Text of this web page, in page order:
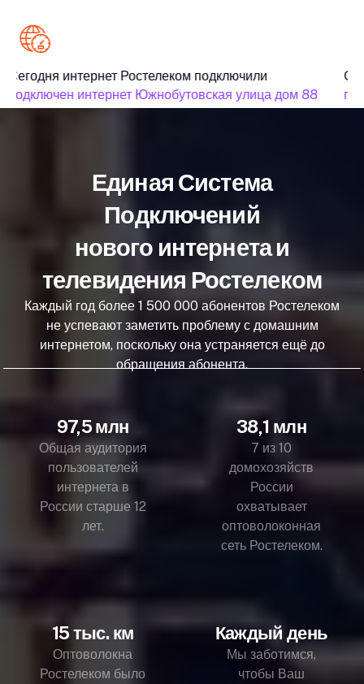
Сегодня интернет Ростелеком подключили
подключен интернет Южнобутовская улица дом 88
Единая Система
Подключений
нового интернета и
телевидения Ростелеком
Каждый год более 1 500 000 абонентов Ростелеком
не успевают заметить проблему с домашним
интернетом, поскольку она устраняется ещё до
обращения абонента.
97,5 млн
Общая аудитория
пользователей
интернета в
России старше 12
лет.
38,1 млн
7 из 10
домохозяйств
России
охватывает
оптоволоконная
сеть Ростелеком.
15 тыс. км
Оптоволокна
Ростелеком было
Каждый день
Мы заботимся,
чтобы Ваш